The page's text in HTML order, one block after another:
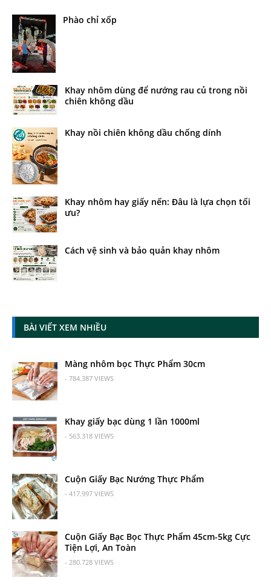
Phào chỉ xốp
Khay nhôm dùng để nướng rau củ trong nồi
chiên không dầu
Khay nồi chiên không dầu chống dính
Khay nhôm hay giấy nến: Đâu là lựa chọn tối
ưu?
Cách vệ sinh và bảo quản khay nhôm
BÀI VIẾT XEM NHIỀU
Màng nhôm bọc Thực Phẩm 30cm
- 784.387 VIEWS
Khay giấy bạc dùng 1 lần 1000ml
- 563.318 VIEWS
Cuộn Giấy Bạc Nướng Thực Phẩm
- 417.997 VIEWS
Cuộn Giấy Bạc Bọc Thực Phẩm 45cm-5kg Cực
Tiện Lợi, An Toàn
- 280.728 VIEWS